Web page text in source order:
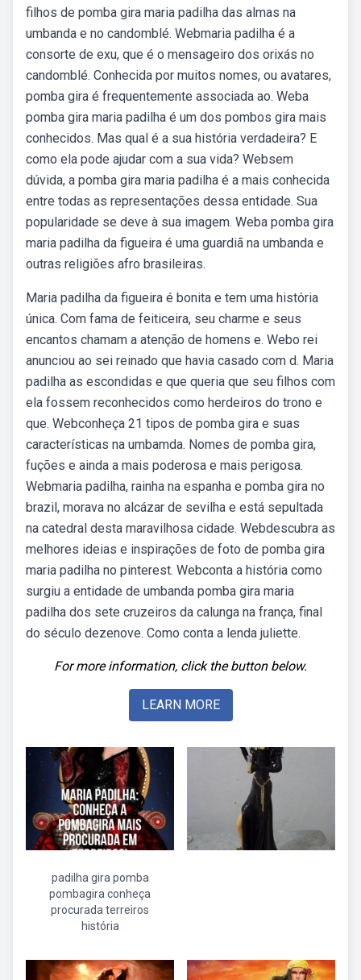
filhos de pomba gira maria padilha das almas na
umbanda e no candomblé. Webmaria padilha é a
consorte de exu, que é o mensageiro dos orixás no
candomblé. Conhecida por muitos nomes, ou avatares,
pomba gira é frequentemente associada ao. Weba
pomba gira maria padilha é um dos pombos gira mais
conhecidos. Mas qual é a sua história verdadeira? E
como ela pode ajudar com a sua vida? Websem
dúvida, a pomba gira maria padilha é a mais conhecida
entre todas as representações dessa entidade. Sua
popularidade se deve à sua imagem. Weba pomba gira
maria padilha da figueira é uma guardiã na umbanda e
outras religiões afro brasileiras.
Maria padilha da figueira é bonita e tem uma história
única. Com fama de feiticeira, seu charme e seus
encantos chamam a atenção de homens e. Webo rei
anunciou ao sei reinado que havia casado com d. Maria
padilha as escondidas e que queria que seu filhos com
ela fossem reconhecidos como herdeiros do trono e
que. Webconheça 21 tipos de pomba gira e suas
características na umbamda. Nomes de pomba gira,
fuções e ainda a mais poderosa e mais perigosa.
Webmaria padilha, rainha na espanha e pomba gira no
brazil, morava no alcázar de sevilha e está sepultada
na catedral desta maravilhosa cidade. Webdescubra as
melhores ideias e inspirações de foto de pomba gira
maria padilha no pinterest. Webconta a história como
surgiu a entidade de umbanda pomba gira maria
padilha dos sete cruzeiros da calunga na frança, final
do século dezenove. Como conta a lenda juliette.
For more information, click the button below.
LEARN MORE
padilha gira pomba
pombagira conheça
procurada terreiros
história